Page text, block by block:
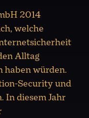
2014
welche
Alltag
haben würden.
Security und
In diesem Jahr